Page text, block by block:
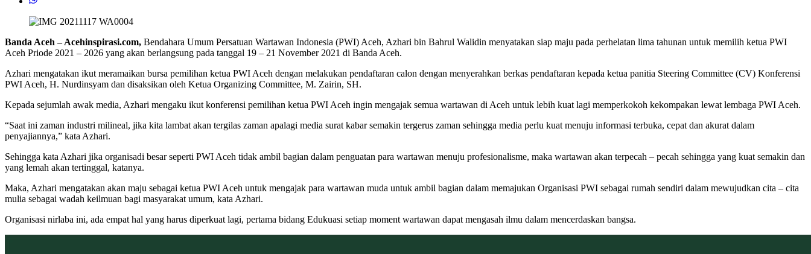
Banda Aceh – Acehinspirasi.com, Bendahara Umum Persatuan Wartawan Indonesia (PWI) Aceh, Azhari bin Bahrul Walidin menyatakan siap maju pada perhelatan lima tahunan untuk memilih ketua PWI
Aceh Priode 2021 – 2026 yang akan berlangsung pada tanggal 19 – 21 November 2021 di Banda Aceh.
Azhari mengatakan ikut meramaikan bursa pemilihan ketua PWI Aceh dengan melakukan pendaftaran calon dengan menyerahkan berkas pendaftaran kepada ketua panitia Steering Committee (CV) Konferensi
PWI Aceh, H. Nurdinsyam dan disaksikan oleh Ketua Organizing Committee, M. Zairin, SH.
Kepada sejumlah awak media, Azhari mengaku ikut konferensi pemilihan ketua PWI Aceh ingin mengajak semua wartawan di Aceh untuk lebih kuat lagi memperkokoh kekompakan lewat lembaga PWI Aceh.
“Saat ini zaman industri milineal, jika kita lambat akan tergilas zaman apalagi media surat kabar semakin tergerus zaman sehingga media perlu kuat menuju informasi terbuka, cepat dan akurat dalam
penyajiannya,” kata Azhari.
Sehingga kata Azhari jika organisadi besar seperti PWI Aceh tidak ambil bagian dalam penguatan para wartawan menuju profesionalisme, maka wartawan akan terpecah – pecah sehingga yang kuat semakin dan
yang lemah akan tertinggal, katanya.
Maka, Azhari mengatakan akan maju sebagai ketua PWI Aceh untuk mengajak para wartawan muda untuk ambil bagian dalam memajukan Organisasi PWI sebagai rumah sendiri dalam mewujudkan cita – cita
mulia sebagai wadah keilmuan bagi masyarakat umum, kata Azhari.
Organisasi nirlaba ini, ada empat hal yang harus diperkuat lagi, pertama bidang Edukuasi setiap moment wartawan dapat mengasah ilmu dalam mencerdaskan bangsa.